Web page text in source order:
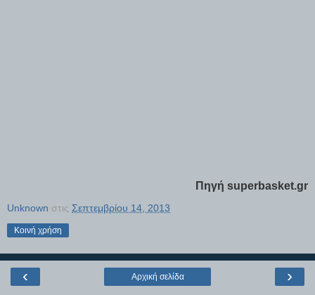
Πηγή superbasket.gr
Unknown στις Σεπτεμβρίου 14, 2013
Κοινή χρήση
‹ ›
Αρχική σελίδα